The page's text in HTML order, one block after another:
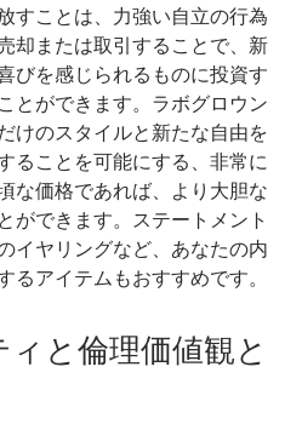
すことは、力強い自立の行為
却または取引することで、新
びを感じられるものに投資す
とができます。ラボグロウン
けのスタイルと新たな自由を
ることを可能にする、非常に
な価格であれば、より大胆な
ができます。ステートメント
イヤリングなど、あなたの内
るアイテムもおすすめです。
と倫理価値観と